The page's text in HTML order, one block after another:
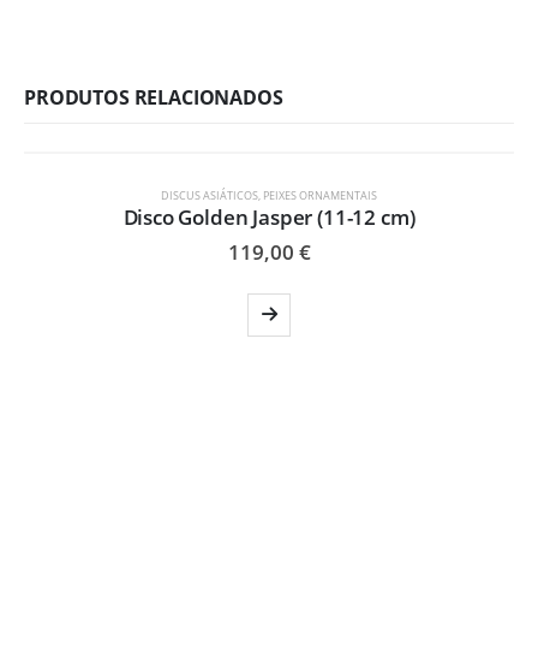
PRODUTOS RELACIONADOS
DISCUS ASIÁTICOS, PEIXES ORNAMENTAIS
Disco Golden Jasper (11-12 cm)
119,00 €